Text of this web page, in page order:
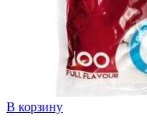
В корзину